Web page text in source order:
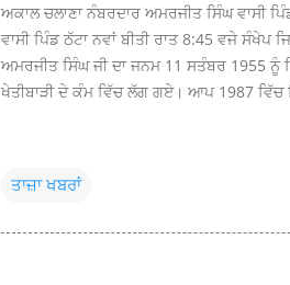
ਅਕਾਲ ਚਲਾਣਾ ਨੰਬਰਦਾਰ ਅਮਰਜੀਤ ਸਿੰਘ ਵਾਸੀ
ਵਾਸੀ ਪਿੰਡ ਠੱਟਾ ਨਵਾਂ ਬੀਤੀ ਰਾਤ 8:45 ਵਜੇ
ਅਮਰਜੀਤ ਸਿੰਘ ਜੀ ਦਾ ਜਨਮ 11 ਸਤੰਬਰ 1955
ਖੇਤੀਬਾੜੀ ਦੇ ਕੰਮ ਵਿੱਚ ਲੱਗ ਗਏ। ਆਪ 1987 ਵਿੱਚ
ਤਾਜ਼ਾ ਖਬਰਾਂ